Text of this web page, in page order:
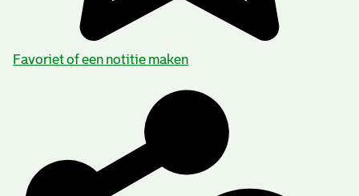
Favoriet of een notitie maken